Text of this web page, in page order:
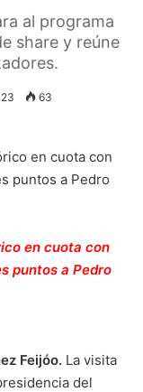
al programa
share y reúne
63
en cuota con
puntos a Pedro
Feijóo. La visita
del